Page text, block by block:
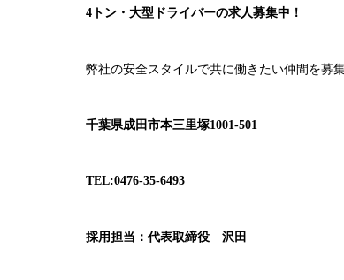
4トン・大型ドライバーの求人募集中！
弊社の安全スタイルで共に働きたい仲間を募集
千葉県成田市本三里塚1001-501
TEL:0476-35-6493
採用担当：代表取締役 沢田